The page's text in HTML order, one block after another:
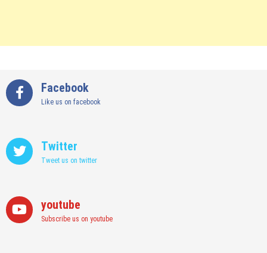
Facebook
Like us on facebook
Twitter
Tweet us on twitter
youtube
Subscribe us on youtube